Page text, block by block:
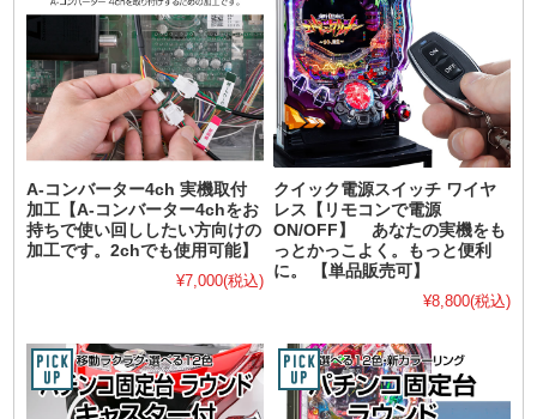
A-コンバーター4ch 実機取付
加工【A-コンバーター4chをお
持ちで使い回ししたい方向けの
加工です。2chでも使用可能】
¥7,000(税込)
クイック電源スイッチ ワイヤ
レス【リモコンで電源
ON/OFF】 あなたの実機をも
っとかっこよく。もっと便利
に。 【単品販売可】
¥8,800(税込)